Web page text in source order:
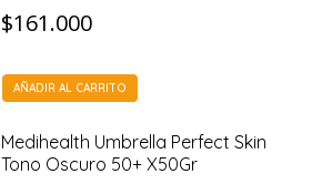
$161.000
AÑADIR AL CARRITO
Medihealth Umbrella Perfect Skin
Tono Oscuro 50+ X50Gr